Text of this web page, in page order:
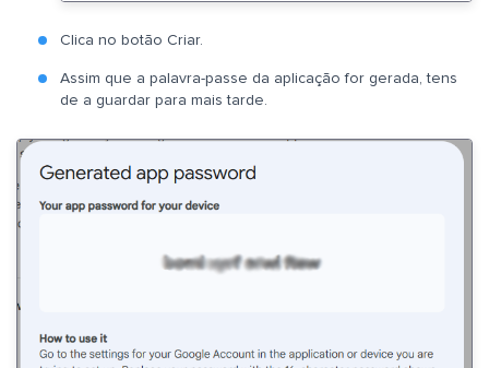
Clica no botão Criar.
Assim que a palavra-passe da aplicação for gerada, tens
de a guardar para mais tarde.